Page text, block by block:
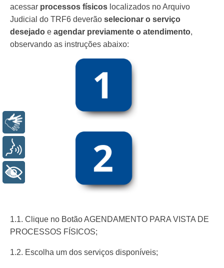
acessar processos físicos localizados no Arquivo
Judicial do TRF6 deverão selecionar o serviço
desejado e agendar previamente o atendimento,
observando as instruções abaixo:
1.1. Clique no Botão AGENDAMENTO PARA VISTA DE
PROCESSOS FÍSICOS;
1.2. Escolha um dos serviços disponíveis;